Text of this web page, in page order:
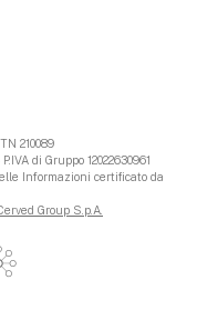
210089
di Gruppo 12022630961
Informazioni certificato da
Group S.p.A.